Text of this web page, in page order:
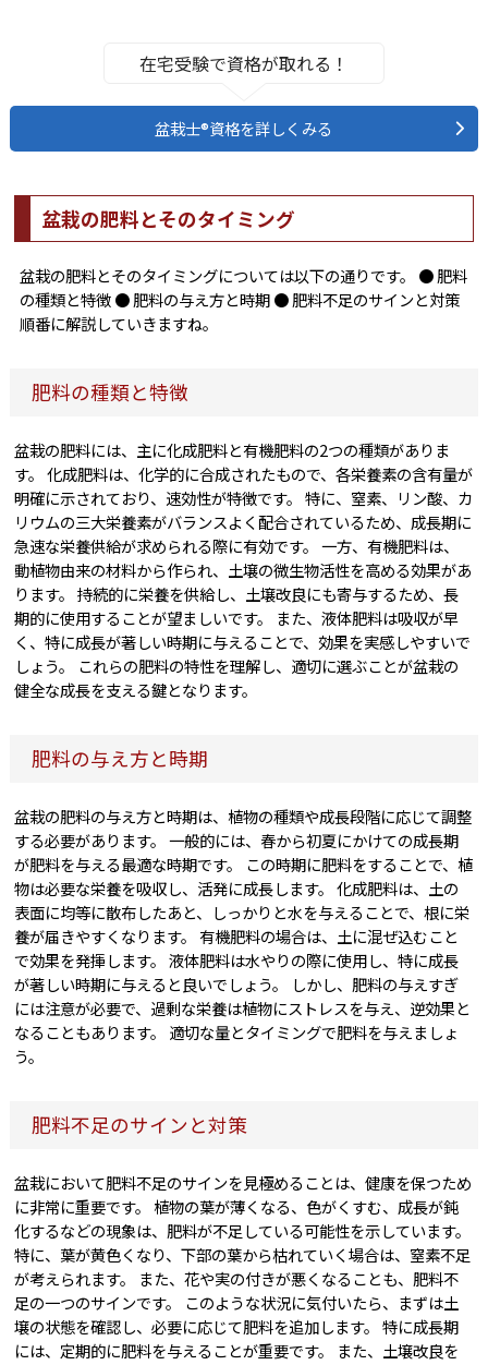
在宅受験で資格が取れる！
盆栽士®資格を詳しくみる
盆栽の肥料とそのタイミング
盆栽の肥料とそのタイミングについては以下の通りです。 ● 肥料
の種類と特徴 ● 肥料の与え方と時期 ● 肥料不足のサインと対策
順番に解説していきますね。
肥料の種類と特徴
盆栽の肥料には、主に化成肥料と有機肥料の2つの種類がありま
す。 化成肥料は、化学的に合成されたもので、各栄養素の含有量が
明確に示されており、速効性が特徴です。 特に、窒素、リン酸、カ
リウムの三大栄養素がバランスよく配合されているため、成長期に
急速な栄養供給が求められる際に有効です。 一方、有機肥料は、
動植物由来の材料から作られ、土壌の微生物活性を高める効果があ
ります。 持続的に栄養を供給し、土壌改良にも寄与するため、長
期的に使用することが望ましいです。 また、液体肥料は吸収が早
く、特に成長が著しい時期に与えることで、効果を実感しやすいで
しょう。 これらの肥料の特性を理解し、適切に選ぶことが盆栽の
健全な成長を支える鍵となります。
肥料の与え方と時期
盆栽の肥料の与え方と時期は、植物の種類や成長段階に応じて調整
する必要があります。 一般的には、春から初夏にかけての成長期
が肥料を与える最適な時期です。 この時期に肥料をすることで、植
物は必要な栄養を吸収し、活発に成長します。 化成肥料は、土の
表面に均等に散布したあと、しっかりと水を与えることで、根に栄
養が届きやすくなります。 有機肥料の場合は、土に混ぜ込むこと
で効果を発揮します。 液体肥料は水やりの際に使用し、特に成長
が著しい時期に与えると良いでしょう。 しかし、肥料の与えすぎ
には注意が必要で、過剰な栄養は植物にストレスを与え、逆効果と
なることもあります。 適切な量とタイミングで肥料を与えましょ
う。
肥料不足のサインと対策
盆栽において肥料不足のサインを見極めることは、健康を保つため
に非常に重要です。 植物の葉が薄くなる、色がくすむ、成長が鈍
化するなどの現象は、肥料が不足している可能性を示しています。
特に、葉が黄色くなり、下部の葉から枯れていく場合は、窒素不足
が考えられます。 また、花や実の付きが悪くなることも、肥料不
足の一つのサインです。 このような状況に気付いたら、まずは土
壌の状態を確認し、必要に応じて肥料を追加します。 特に成長期
には、定期的に肥料を与えることが重要です。 また、土壌改良を